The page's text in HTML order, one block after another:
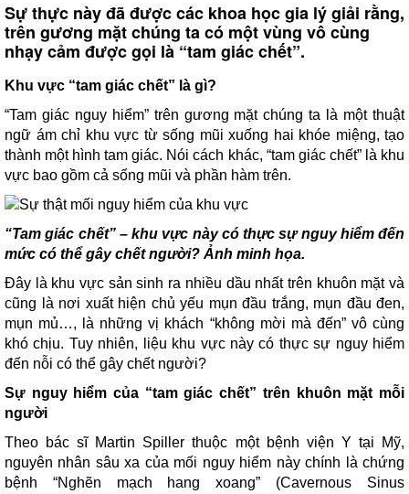
Sự thực này đã được các khoa học gia lý giải rằng,
trên gương mặt chúng ta có một vùng vô cùng
nhạy cảm được gọi là “tam giác chết”.
Khu vực “tam giác chết” là gì?
“Tam giác nguy hiểm” trên gương mặt chúng ta là một thuật
ngữ ám chỉ khu vực từ sống mũi xuống hai khóe miệng, tạo
thành một hình tam giác. Nói cách khác, “tam giác chết” là khu
vực bao gồm cả sống mũi và phần hàm trên.
“Tam giác chết” – khu vực này có thực sự nguy hiểm đến
mức có thể gây chết người? Ảnh minh họa.
Đây là khu vực sản sinh ra nhiều dầu nhất trên khuôn mặt và
cũng là nơi xuất hiện chủ yếu mụn đầu trắng, mụn đầu đen,
mụn mủ…, là những vị khách “không mời mà đến” vô cùng
khó chịu. Tuy nhiên, liệu khu vực này có thực sự nguy hiểm
đến nỗi có thể gây chết người?
Sự nguy hiểm của “tam giác chết” trên khuôn mặt mỗi
người
Theo bác sĩ Martin Spiller thuộc một bệnh viện Y tại Mỹ,
nguyên nhân sâu xa của mối nguy hiểm này chính là chứng
bệnh “Nghẽn mạch hang xoang” (Cavernous Sinus